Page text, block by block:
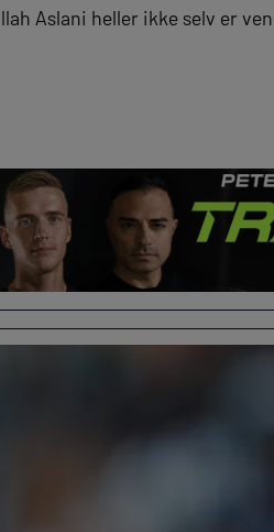
Aslani heller ikke selv er